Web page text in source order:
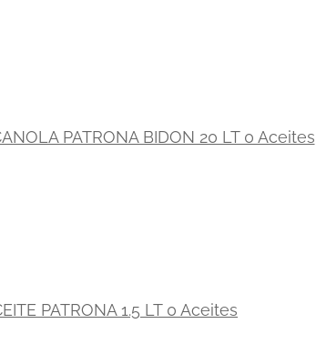
PATRONA BIDON 20 LT 0 Aceites
PATRONA 1.5 LT 0 Aceites